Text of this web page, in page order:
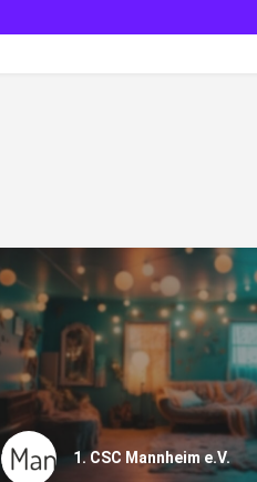
1. CSC Mannheim e.V.